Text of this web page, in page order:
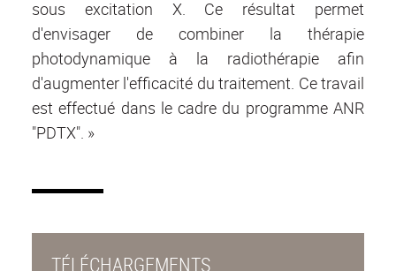
sous excitation X. Ce résultat permet
d'envisager de combiner la thérapie
photodynamique à la radiothérapie afin
d'augmenter l'efficacité du traitement. Ce travail
est effectué dans le cadre du programme ANR
"PDTX". »
TÉLÉCHARGEMENTS